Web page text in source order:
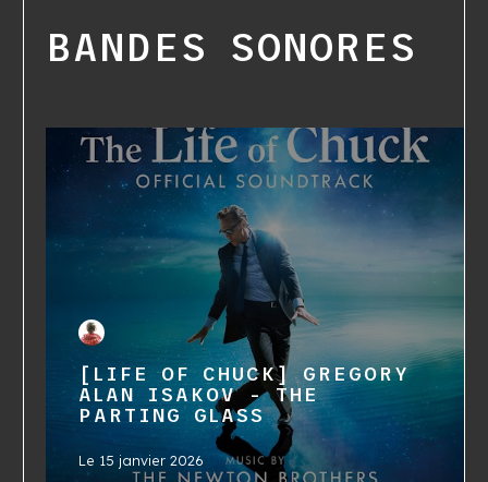
BANDES SONORES
[LIFE OF CHUCK] GREGORY
ALAN ISAKOV - THE
PARTING GLASS
Le 15 janvier 2026